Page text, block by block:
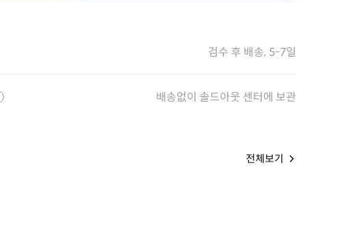
검수 후 배송, 5-7일
배송없이 솔드아웃 센터에 보관
전체보기